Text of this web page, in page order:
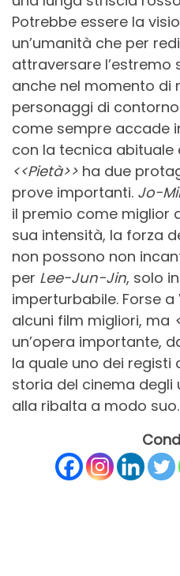
Potrebbe essere la
un’umanità che per
attraversare l’estremo
anche nel momento di
personaggi di contorno
come sempre accade
con la tecnica abituale
<<Pietà>> ha due
prove importanti. Jo-
il premio come miglior
sua intensità, la forza
non possono non
per Lee-Jun-Jin, solo
imperturbabile. Forse
alcuni film migliori, ma
un’opera importante,
la quale uno dei registi
storia del cinema degli
alla ribalta a modo